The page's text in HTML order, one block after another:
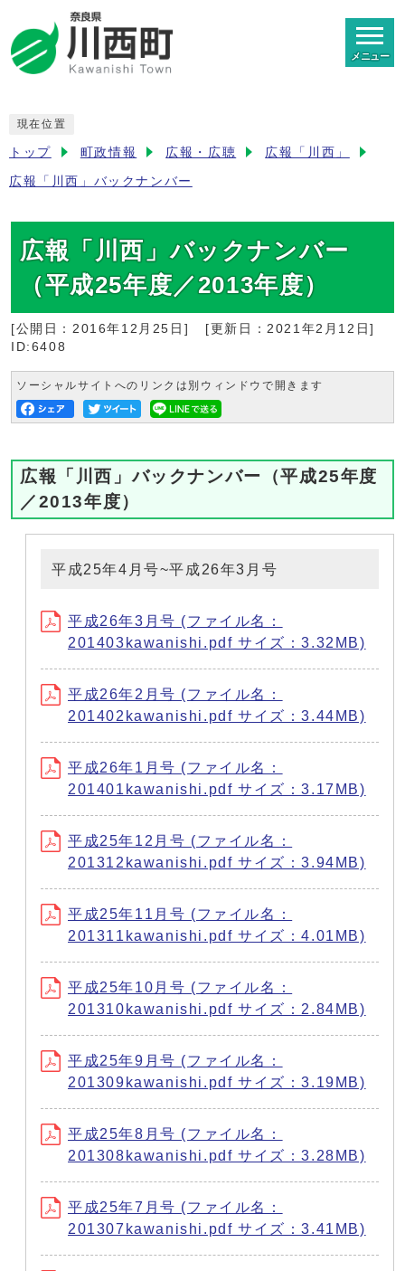
メニュー
現在位置
トップ 町政情報 広報・広聴 広報「川西」
広報「川西」バックナンバー
広報「川西」バックナンバー
（平成25年度／2013年度）
[公開日： 2016年12月25日 ] [更新日： 2021年2月12日]
ID:6408
ソーシャルサイトへのリンクは別ウィンドウで開きます
広報「川西」バックナンバー（平成25年度
／2013年度）
平成25年4月号~平成26年3月号
平成26年3月号 (ファイル名：
201403kawanishi.pdf サイズ：3.32MB)
平成26年2月号 (ファイル名：
201402kawanishi.pdf サイズ：3.44MB)
平成26年1月号 (ファイル名：
201401kawanishi.pdf サイズ：3.17MB)
平成25年12月号 (ファイル名：
201312kawanishi.pdf サイズ：3.94MB)
平成25年11月号 (ファイル名：
201311kawanishi.pdf サイズ：4.01MB)
平成25年10月号 (ファイル名：
201310kawanishi.pdf サイズ：2.84MB)
平成25年9月号 (ファイル名：
201309kawanishi.pdf サイズ：3.19MB)
平成25年8月号 (ファイル名：
201308kawanishi.pdf サイズ：3.28MB)
平成25年7月号 (ファイル名：
201307kawanishi.pdf サイズ：3.41MB)